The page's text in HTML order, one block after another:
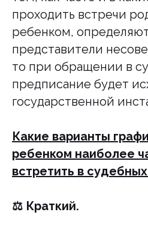
проходить встречи
ребенком,
представители
то при обращении в
предписание будет
государственной
Какие варианты
ребенком наиболее
встретить в
⚖️ Краткий.